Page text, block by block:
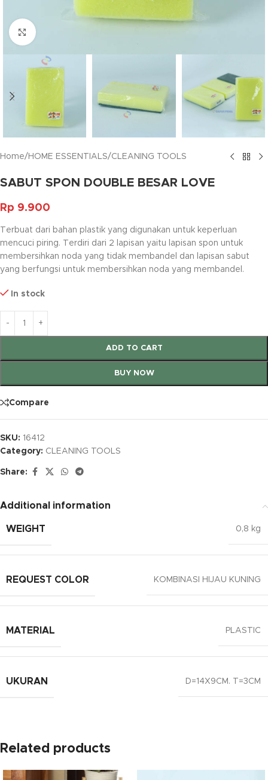
Click to enlarge
Home/ HOME ESSENTIALS/CLEANING TOOLS
SABUT SPON DOUBLE BESAR LOVE
Rp 9.900
Terbuat dari bahan plastik yang digunakan untuk keperluan
mencuci piring. Terdiri dari 2 lapisan yaitu lapisan spon untuk
membersihkan noda yang tidak membandel dan lapisan sabut
yang berfungsi untuk membersihkan noda yang membandel.
In stock
ADD TO CART
BUY NOW
Compare
SKU: 16412
Category: CLEANING TOOLS
Share:
Additional information
WEIGHT 0,8 kg
REQUEST COLOR KOMBINASI HIJAU KUNING
MATERIAL PLASTIC
UKURAN D=14X9CM. T=3CM
Related products